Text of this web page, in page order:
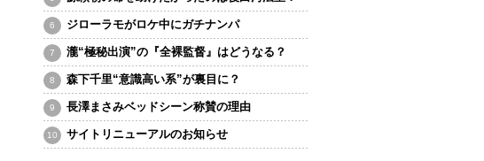
ジローラモがロケ中にガチナンパ
瀧“極秘出演”の『全裸監督』はどうなる？
森下千里“意識高い系”が裏目に？
長澤まさみベッドシーン称賛の理由
サイトリニューアルのお知らせ